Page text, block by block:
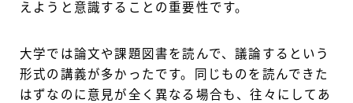
えようと意識することの重要性です。
大学では論文や課題図書を読んで、議論するという
形式の講義が多かったです。同じものを読んできた
はずなのに意見が全く異なる場合も、往々にしてあ